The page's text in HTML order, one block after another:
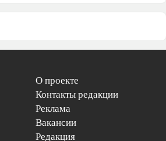
О проекте
Контакты редакции
Реклама
Вакансии
Редакция